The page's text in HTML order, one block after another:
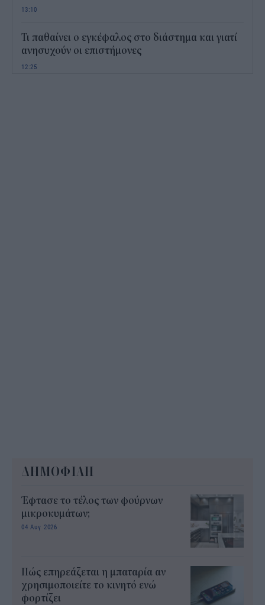
13:10
Τι παθαίνει ο εγκέφαλος στο διάστημα και γιατί
ανησυχούν οι επιστήμονες
12:25
ΔΗΜΟΦΙΛΗ
Έφτασε το τέλος των φούρνων
μικροκυμάτων;
04 Αυγ 2026
Πώς επηρεάζεται η μπαταρία αν
χρησιμοποιείτε το κινητό ενώ
φορτίζει